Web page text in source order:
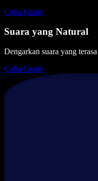
Coba Gratis
Suara yang Natural
Dengarkan suara yang
Coba Gratis